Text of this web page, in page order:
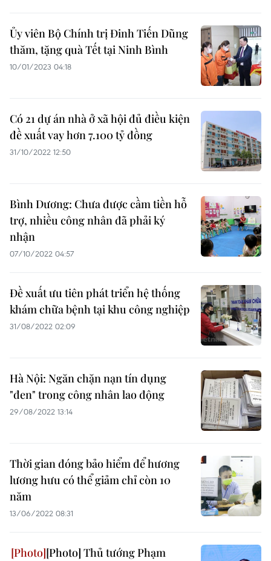
Ủy viên Bộ Chính trị Đinh Tiến Dũng
thăm, tặng quà Tết tại Ninh Bình
10/01/2023 04:18
Có 21 dự án nhà ở xã hội đủ điều kiện
đề xuất vay hơn 7.100 tỷ đồng
31/10/2022 12:50
Bình Dương: Chưa được cầm tiền hỗ
trợ, nhiều công nhân đã phải ký
nhận
07/10/2022 04:57
Đề xuất ưu tiên phát triển hệ thống
khám chữa bệnh tại khu công nghiệp
31/08/2022 02:09
Hà Nội: Ngăn chặn nạn tín dụng
"đen" trong công nhân lao động
29/08/2022 13:14
Thời gian đóng bảo hiểm để hương
lương hưu có thể giảm chỉ còn 10
năm
13/06/2022 08:31
[Photo] Thủ tướng Phạm